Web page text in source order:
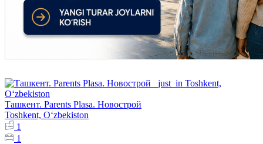
Ташкент. Parents Plasa. Новострой
Toshkent, Oʻzbekiston
1
1